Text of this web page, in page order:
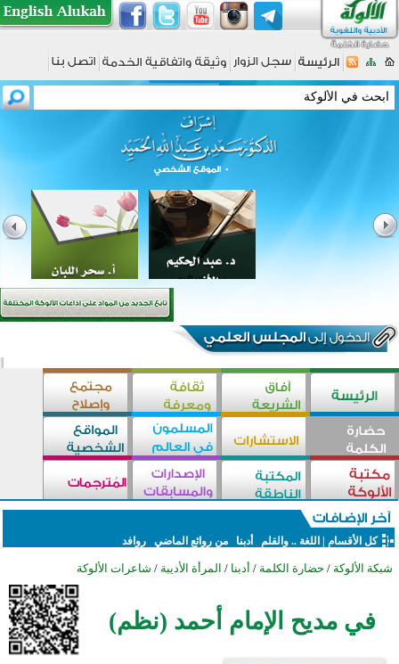
كل الأقسام اللغة .. والقلم أدبنا من روائع الماضي روافد
شبكة الألوكة / حضارة الكلمة / أدبنا / المرأة الأديبة / شاعرات الألوكة
في مديح الإمام أحمد (نظم)